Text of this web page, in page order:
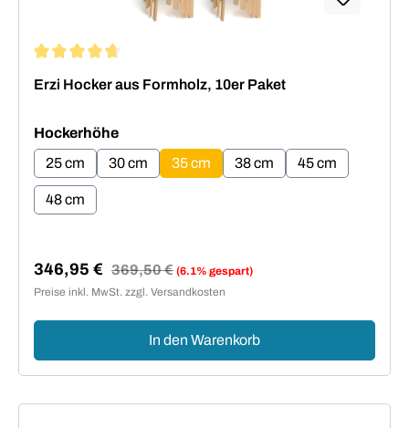
Erzi Hocker aus Formholz, 10er Paket
Hockerhöheauswählen
25 cm
30 cm 35 cm 38 cm 45 cm
48 cm
Verkaufspreis:
346,95 € Regulärer Preis:
369,50 € (6.1% gespart)
Preise inkl. MwSt. zzgl. Versandkosten
In den Warenkorb